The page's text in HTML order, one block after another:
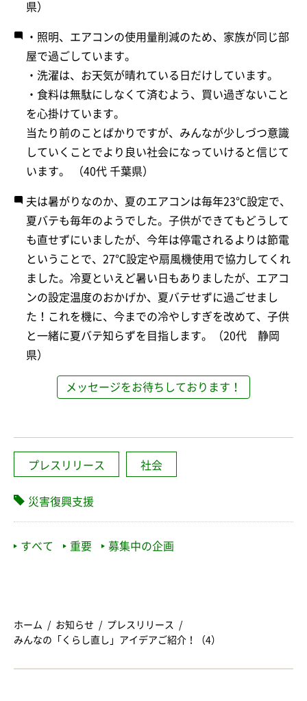
県）
・照明、エアコンの使用量削減のため、家族が同じ部
屋で過ごしています。
・洗濯は、お天気が晴れている日だけしています。
・食料は無駄にしなくて済むよう、買い過ぎないこと
を心掛けています。
当たり前のことばかりですが、みんなが少しづつ意識
していくことでより良い社会になっていけると信じて
います。 （40代 千葉県）
夫は暑がりなのか、夏のエアコンは毎年23℃設定で、
夏バテも毎年のようでした。子供ができてもどうして
も直せずにいましたが、今年は停電されるよりは節電
ということで、27℃設定や扇風機使用で協力してくれ
ました。冷夏といえど暑い日もありましたが、エアコ
ンの設定温度のおかげか、夏バテせずに過ごせまし
た！これを機に、今までの冷やしすぎを改めて、子供
と一緒に夏バテ知らずを目指します。（20代 静岡
県）
メッセージをお待ちしております！
プレスリリース 社会
災害復興支援
すべて 重要 募集中の企画
ホーム お知らせ
プレスリリース
みんなの「くらし直し」アイデアご紹介！（4）